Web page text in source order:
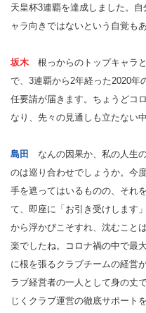
天皇杯3連覇を達成しました。
ャラ向きではないという自覚もあ
坂木 根っからのトップキャラ
で、3連覇から2年経った2020年
任要請が届きます。ちょうどコ
なり、先々の見通しも立たない
島田
なんの因果か、私の人生
のは巡り合わせでしょうか。今
手を遮ってはいるものの、それ
て、即座に「お引き受けします
から浮かびこそすれ、沈むこと
楽でしたね。コロナ禍の中で最
に根を張るクラブチームの経営
ラブ経営者の一人として身の丈
じくクラブ運営の徹底サポート